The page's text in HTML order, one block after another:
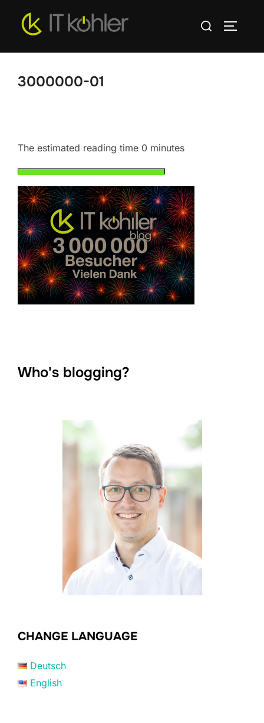
Inhalt
Suchen
3000000-01
The estimated reading time 0 minutes
Who's blogging?
CHANGE LANGUAGE
Deutsch
English